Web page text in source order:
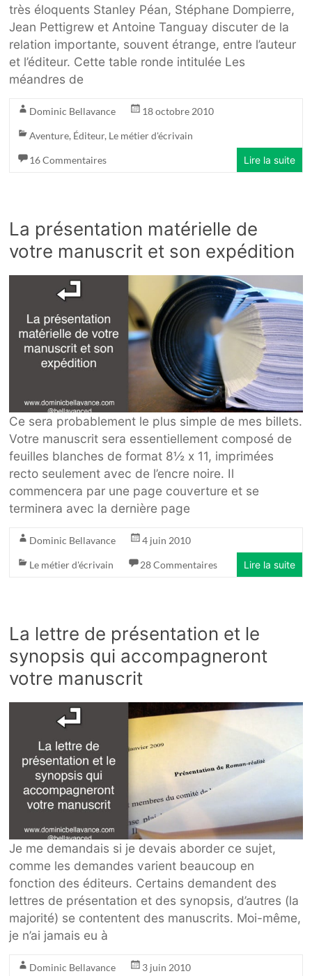
très éloquents Stanley Péan, Stéphane Dompierre,
Jean Pettigrew et Antoine Tanguay discuter de la
relation importante, souvent étrange, entre l’auteur
et l’éditeur. Cette table ronde intitulée Les
méandres de
Dominic Bellavance 18 octobre 2010
Aventure, Éditeur, Le métier d'écrivain
16 Commentaires Lire la suite
La présentation matérielle de
votre manuscrit et son expédition
Ce sera probablement le plus simple de mes billets.
Votre manuscrit sera essentiellement composé de
feuilles blanches de format 8½ x 11, imprimées
recto seulement avec de l’encre noire. Il
commencera par une page couverture et se
terminera avec la dernière page
Dominic Bellavance 4 juin 2010
Le métier d'écrivain 28 Commentaires Lire la suite
La lettre de présentation et le
synopsis qui accompagneront
votre manuscrit
Je me demandais si je devais aborder ce sujet,
comme les demandes varient beaucoup en
fonction des éditeurs. Certains demandent des
lettres de présentation et des synopsis, d’autres (la
majorité) se contentent des manuscrits. Moi-même,
je n’ai jamais eu à
Dominic Bellavance 3 juin 2010